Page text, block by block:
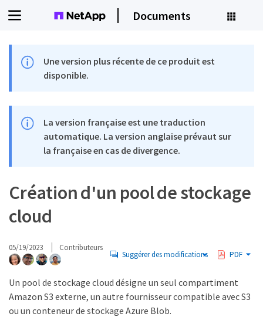
Documents
Une version plus récente de ce produit est
disponible.
La version française est une traduction
automatique. La version anglaise prévaut sur
la française en cas de divergence.
Création d'un pool de stockage
cloud
05/19/2023 Contributeurs
Suggérer des modifications PDF
Un pool de stockage cloud désigne un seul compartiment
Amazon S3 externe, un autre fournisseur compatible avec S3
ou un conteneur de stockage Azure Blob.